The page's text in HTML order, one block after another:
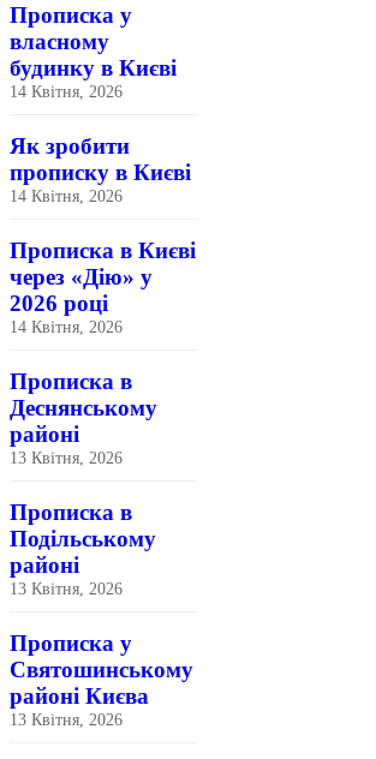
Прописка у
власному
будинку в Києві
14 Квітня, 2026
Як зробити
прописку в Києві
14 Квітня, 2026
Прописка в Києві
через «Дію» у
2026 році
14 Квітня, 2026
Прописка в
Деснянському
районі
13 Квітня, 2026
Прописка в
Подільському
районі
13 Квітня, 2026
Прописка у
Святошинському
районі Києва
13 Квітня, 2026